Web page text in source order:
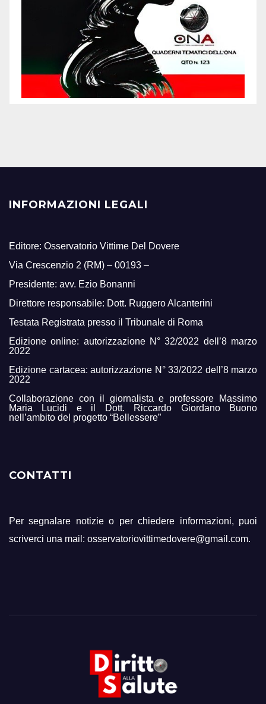
INFORMAZIONI LEGALI
Editore: Osservatorio Vittime Del Dovere
Via Crescenzio 2 (RM) – 00193 –
Presidente: avv. Ezio Bonanni
Direttore responsabile: Dott. Ruggero Alcanterini
Testata Registrata presso il Tribunale di Roma
Edizione online: autorizzazione N° 32/2022 dell’8 marzo
2022
Edizione cartacea: autorizzazione N° 33/2022 dell’8 marzo
2022
Collaborazione con il giornalista e professore Massimo
Maria Lucidi e il Dott. Riccardo Giordano Buono
nell’ambito del progetto “Bellessere”
CONTATTI
Per segnalare notizie o per chiedere informazioni, puoi
scriverci una mail: osservatoriovittimedovere@gmail.com.